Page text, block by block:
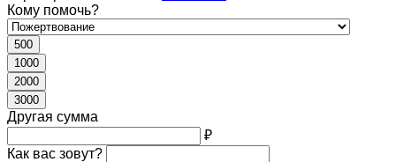
Кому помочь?
500
1000
2000
3000
Другая сумма
₽
Как вас зовут?